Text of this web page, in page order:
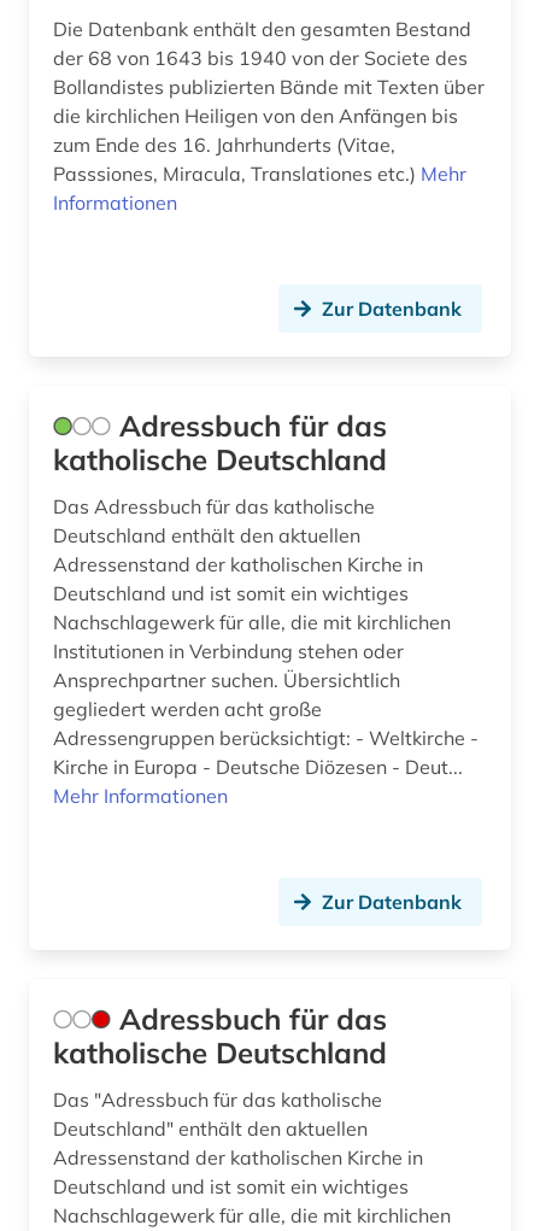
dogmatik (2)
dominikaner (2)
dreißigjähriger krieg (1)
drittes reich (1)
dunhuang-handschriften (1)
durham (1)
dī (1)
e-book (2)
edwards (1)
eichstätt (1)
einführung (1)
einwanderungspolitik (1)
elektronische bibliothek (1)
elektronische zeitschrift (12)
elektronisches buch (55)
elisabeth-psalter (1)
Die Datenbank enthält den gesamten Bestand
der 68 von 1643 bis 1940 von der Societe des
Bollandistes publizierten Bände mit Texten über
die kirchlichen Heiligen von den Anfängen bis
zum Ende des 16. Jahrhunderts (Vitae,
Passsiones, Miracula, Translationes etc.) Mehr
Informationen
Zur Datenbank
Adressbuch für das
katholische Deutschland
Das Adressbuch für das katholische
Deutschland enthält den aktuellen
Adressenstand der katholischen Kirche in
Deutschland und ist somit ein wichtiges
Nachschlagewerk für alle, die mit kirchlichen
Institutionen in Verbindung stehen oder
Ansprechpartner suchen. Übersichtlich
gegliedert werden acht große
Adressengruppen berücksichtigt: - Weltkirche -
Kirche in Europa - Deutsche Diözesen - Deut...
Mehr Informationen
Zur Datenbank
Adressbuch für das
katholische Deutschland
Das "Adressbuch für das katholische
Deutschland" enthält den aktuellen
Adressenstand der katholischen Kirche in
Deutschland und ist somit ein wichtiges
Nachschlagewerk für alle, die mit kirchlichen